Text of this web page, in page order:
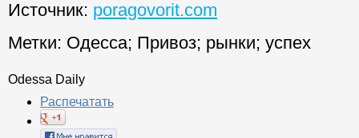
Источник: poragovorit.com
Метки: Одесса; Привоз; рынки; успех
Odessa Daily
Распечатать